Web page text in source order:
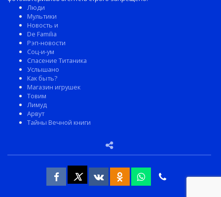
Люди
Мультики
Новость и
De Familia
Рэп-новости
Соц-и-ум
Спасение Титаника
Услышано
Как быть?
Магазин игрушек
Товим
Лимуд
Арвут
Тайны Вечной книги